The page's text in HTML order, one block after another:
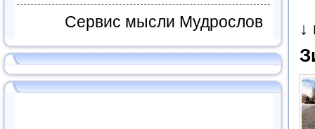
Сервис мысли Мудрослов